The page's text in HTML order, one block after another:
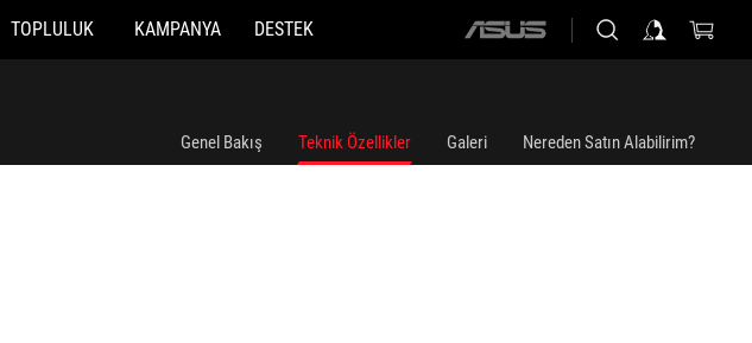
TOPLULUK KAMPANYA DESTEK
ASUS
Genel Bakış Teknik Özellikler Galeri Nereden Satın Alabilirim?